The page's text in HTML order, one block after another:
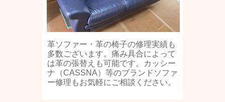
革ソファー・革の椅子の修理実績も
多数ございます。痛み具合によって
は革の張替えも可能です。カッシー
ナ（CASSNA）等のブランドソファ
ー修理もお気軽にご相談ください。